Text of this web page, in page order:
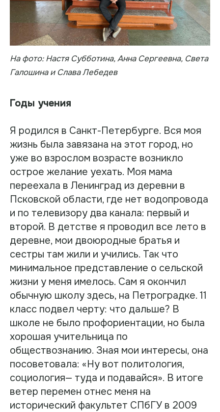
На фото: Настя Субботина, Анна Сергеевна, Света
Галошина и Слава Лебедев
Годы учения
Я родился в Санкт-Петербурге. Вся моя
жизнь была завязана на этот город, но
уже во взрослом возрасте возникло
острое желание уехать. Моя мама
переехала в Ленинград из деревни в
Псковской области, где нет водопровода
и по телевизору два канала: первый и
второй. В детстве я проводил все лето в
деревне, мои двоюродные братья и
сестры там жили и учились. Так что
минимальное представление о сельской
жизни у меня имелось. Сам я окончил
обычную школу здесь, на Петроградке. 11
класс подвел черту: что дальше? В
школе не было профориентации, но была
хорошая учительница по
обществознанию. Зная мои интересы, она
посоветовала: «Ну вот политология,
социология— туда и подавайся». В итоге
ветер перемен отнес меня на
исторический факультет СПбГУ в 2009